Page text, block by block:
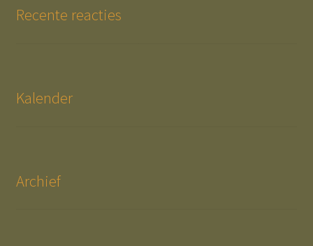
Recente reacties
Kalender
Archief